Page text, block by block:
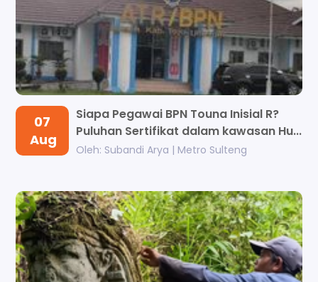
07
Aug
Siapa Pegawai BPN Touna Inisial R?
Puluhan Sertifikat dalam kawasan Hu...
Oleh: Subandi Arya | Metro Sulteng